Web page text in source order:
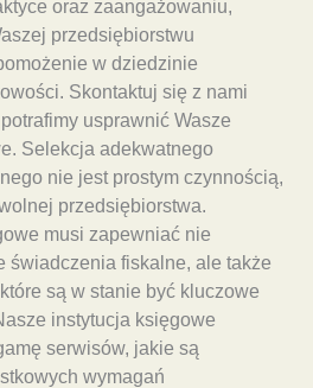
oraz zaangażowaniu,
przedsiębiorstwu
w dziedzinie
Skontaktuj się z nami
usprawnić Wasze
Selekcja adekwatnego
nie jest prostym czynnością,
przedsiębiorstwa.
musi zapewniać nie
świadczenia fiskalne, ale także
są w stanie być kluczowe
instytucja księgowe
serwisów, jakie są
wymagań